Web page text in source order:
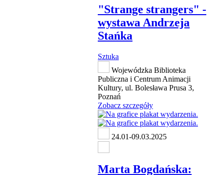
"Strange strangers" -
wystawa Andrzeja
Stańka
Sztuka
Wojewódzka Biblioteka
Publiczna i Centrum Animacji
Kultury, ul. Bolesława Prusa 3,
Poznań
Zobacz szczegóły
24.01-09.03.2025
Marta Bogdańska: